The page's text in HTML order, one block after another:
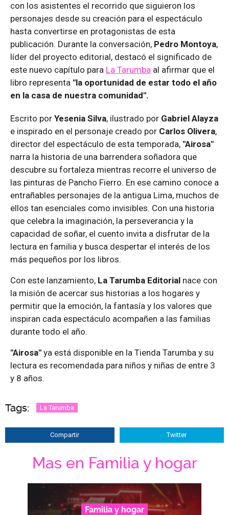
con los asistentes el recorrido que siguieron los
personajes desde su creación para el espectáculo
hasta convertirse en protagonistas de esta
publicación. Durante la conversación, Pedro Montoya,
líder del proyecto editorial, destacó el significado de
este nuevo capítulo para La Tarumba al afirmar que el
libro representa "la oportunidad de estar todo el año
en la casa de nuestra comunidad".
Escrito por Yesenia Silva, ilustrado por Gabriel Alayza
e inspirado en el personaje creado por Carlos Olivera,
director del espectáculo de esta temporada, "Airosa"
narra la historia de una barrendera soñadora que
descubre su fortaleza mientras recorre el universo de
las pinturas de Pancho Fierro. En ese camino conoce a
entrañables personajes de la antigua Lima, muchos de
ellos tan esenciales como invisibles. Con una historia
que celebra la imaginación, la perseverancia y la
capacidad de soñar, el cuento invita a disfrutar de la
lectura en familia y busca despertar el interés de los
más pequeños por los libros.
Con este lanzamiento, La Tarumba Editorial nace con
la misión de acercar sus historias a los hogares y
permitir que la emoción, la fantasía y los valores que
inspiran cada espectáculo acompañen a las familias
durante todo el año.
"Airosa" ya está disponible en la Tienda Tarumba y su
lectura es recomendada para niños y niñas de entre 3
y 8 años.
Tags: La Tarumba
Compartir Twitter
Mas en Familia y hogar
Familia y hogar